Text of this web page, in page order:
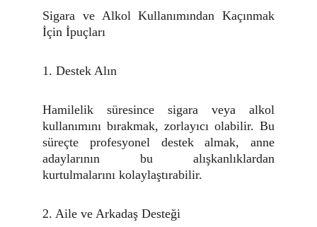
Sigara ve Alkol Kullanımından Kaçınmak
İçin İpuçları
1. Destek Alın
Hamilelik süresince sigara veya alkol
kullanımını bırakmak, zorlayıcı olabilir. Bu
süreçte profesyonel destek almak, anne
adaylarının bu alışkanlıklardan
kurtulmalarını kolaylaştırabilir.
2. Aile ve Arkadaş Desteği